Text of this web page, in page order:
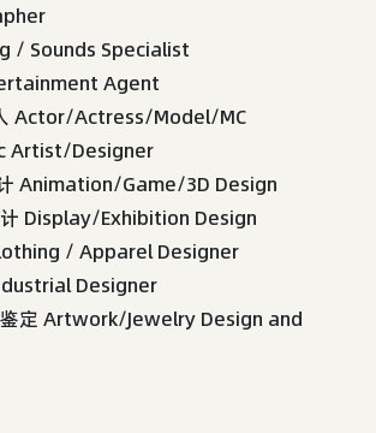
/ Sounds Specialist
Agent
Actor/Actress/Model/MC
Artist/Designer
Animation/Game/3D Design
Display/Exhibition Design
/ Apparel Designer
Designer
定 Artwork/Jewelry Design and